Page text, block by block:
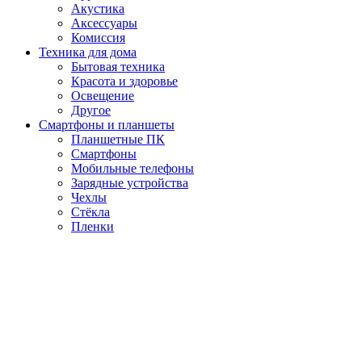
Акустика
Аксессуары
Комиссия
Техника для дома
Бытовая техника
Красота и здоровье
Освещение
Другое
Смартфоны и планшеты
Планшетные ПК
Смартфоны
Мобильные телефоны
Зарядные устройства
Чехлы
Стёкла
Пленки